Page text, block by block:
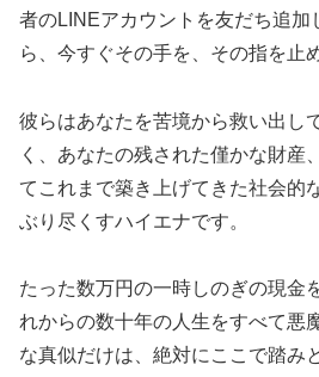
者のLINEアカウントを友だち追加
ら、今すぐその手を、その指を止
彼らはあなたを苦境から救い出し
く、あなたの残された僅かな財産
てこれまで築き上げてきた社会的
ぶり尽くすハイエナです。
たった数万円の一時しのぎの現金
れからの数十年の人生をすべて悪
な真似だけは、絶対にここで踏み